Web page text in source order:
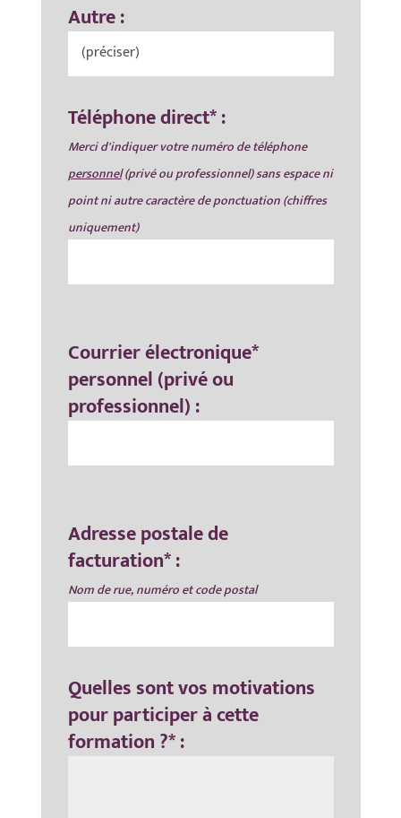
Autre :
Téléphone direct* :
Merci d'indiquer votre numéro de téléphone
personnel(privé ou professionnel) sans espace ni
point ni autre caractère de ponctuation (chiffres
uniquement)
Courrier électronique*
personnel (privé ou
professionnel) :
Adresse postale de
facturation* :
Nom de rue, numéro et code postal
Quelles sont vos motivations
pour participer à cette
formation ?* :